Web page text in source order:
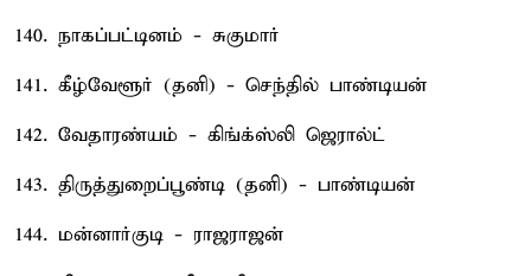
140. நாகப்பட்டினம் - சுகுமார்
141. கீழ்வேளூர் (தனி) - செந்தில் பாண்டியன்
142. வேதாரண்யம் - கிங்க்ஸ்லி ஜெரால்ட்
143. திருத்துறைப்பூண்டி (தனி) - பாண்டியன்
144. மன்னார்குடி - ராஜராஜன்